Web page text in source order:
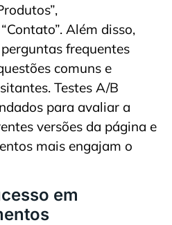
Além disso,
frequentes
comuns e
Testes A/B
para avaliar a
versões da página e
mais engajam o
em